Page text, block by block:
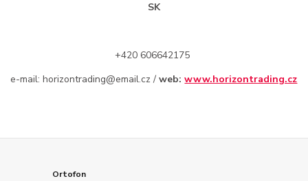
SK
+420 606642175
e-mail: horizontrading@email.cz /web:www.horizontrading.cz
Ortofon